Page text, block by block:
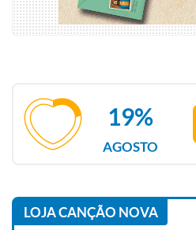
AGOSTO
19%
LOJA CANÇÃO NOVA